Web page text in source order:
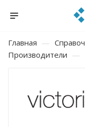
Главная —
Производители —